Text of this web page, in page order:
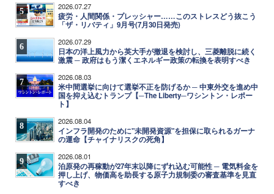
5 2026.07.27
疲労・人間関係・プレッシャー……このストレスどう抜こう
「ザ・リバティ」9月号(7月30日発売)
6 2026.07.29
日本の洋上風力から英大手が撤退を検討し、三菱離脱に続く
激震 ─ 政府はもう潔くエネルギー政策の転換を表明すべき
7 2026.08.03
米中間選挙に向けて選挙不正を防げるか ─ 中東外交を進め中
国を抑え込むトランプ【─The Liberty─ワシントン・レポー
ト】
8 2026.08.04
インフラ開発のために"未開発資源"を担保に取られるガーナ
の運命【チャイナリスクの死角】
9 2026.08.01
泊原発の再稼動が27年末以降にずれ込む可能性 ─ 電気料金を
押し上げ、物価高を助長する原子力規制委の審査基準を見直
すべき